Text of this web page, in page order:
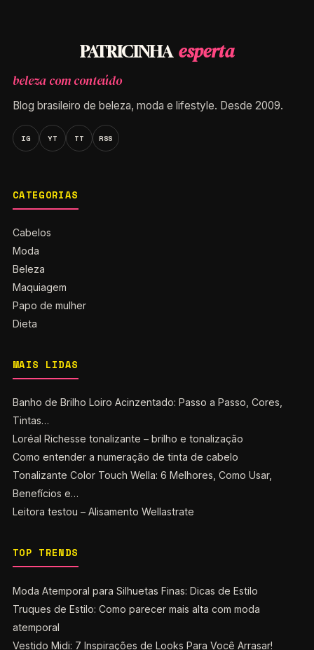
PATRICINHA esperta
beleza com conteúdo
Blog brasileiro de beleza, moda e lifestyle. Desde 2009.
IG YT TT RSS
CATEGORIAS
Cabelos
Moda
Beleza
Maquiagem
Papo de mulher
Dieta
MAIS LIDAS
Banho de Brilho Loiro Acinzentado: Passo a Passo, Cores,
Tintas…
Loréal Richesse tonalizante – brilho e tonalização
Como entender a numeração de tinta de cabelo
Tonalizante Color Touch Wella: 6 Melhores, Como Usar,
Benefícios e…
Leitora testou – Alisamento Wellastrate
TOP TRENDS
Moda Atemporal para Silhuetas Finas: Dicas de Estilo
Truques de Estilo: Como parecer mais alta com moda
atemporal
Vestido Midi: 7 Inspirações de Looks Para Você Arrasar!